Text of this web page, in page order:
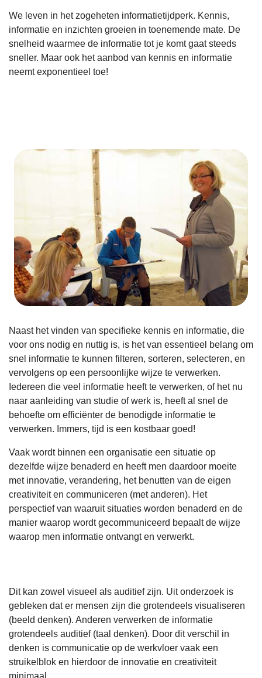
We leven in het zogeheten informatietijdperk. Kennis,
informatie en inzichten groeien in toenemende mate. De
snelheid waarmee de informatie tot je komt gaat steeds
sneller. Maar ook het aanbod van kennis en informatie
neemt exponentieel toe!
Naast het vinden van specifieke kennis en informatie, die
voor ons nodig en nuttig is, is het van essentieel belang om
snel informatie te kunnen filteren, sorteren, selecteren, en
vervolgens op een persoonlijke wijze te verwerken.
Iedereen die veel informatie heeft te verwerken, of het nu
naar aanleiding van studie of werk is, heeft al snel de
behoefte om efficiënter de benodigde informatie te
verwerken. Immers, tijd is een kostbaar goed!
Vaak wordt binnen een organisatie een situatie op
dezelfde wijze benaderd en heeft men daardoor moeite
met innovatie, verandering, het benutten van de eigen
creativiteit en communiceren (met anderen). Het
perspectief van waaruit situaties worden benaderd en de
manier waarop wordt gecommuniceerd bepaalt de wijze
waarop men informatie ontvangt en verwerkt.
Dit kan zowel visueel als auditief zijn. Uit onderzoek is
gebleken dat er mensen zijn die grotendeels visualiseren
(beeld denken). Anderen verwerken de informatie
grotendeels auditief (taal denken). Door dit verschil in
denken is communicatie op de werkvloer vaak een
struikelblok en hierdoor de innovatie en creativiteit
minimaal.